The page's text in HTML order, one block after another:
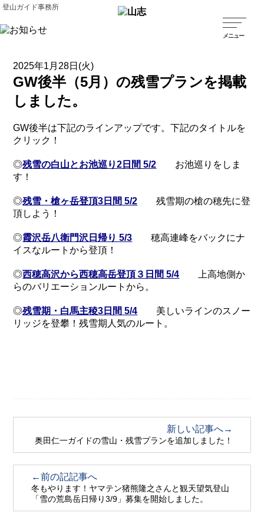
登山ガイド事務所
2025年1月28日(火)
GW後半（5月）の残雪プランを掲載
しました。
GW後半は下記のラインアップです。下記のタイトルを
クリック！
◎残雪の白山とお池巡り2日間 5/2 お池巡りをしま
す！
◎残雪・槍ヶ岳登頂3日間 5/2 残雪期の槍の穂先に登
頂しよう！
◎霞沢岳八衛門沢日帰り 5/3 穂高連峰をバックにナ
イスなルートから登頂！
◎西穂高沢から西穂高岳登頂３日間 5/4 上高地側か
らのバリエーションルートから。
◎残雪期・白馬主稜3日間 5/4 美しいラインのスノー
リッジを登攀！残雪期人気のルート。
新しい記事へ→
奥田仁一ガイドの雪山・残雪プランを追加しました！
←前の記記事へ
冬もやります！ヤマテン猪熊隆之さんと観天望気登山
「雪の荒島岳日帰り3/9」募集を開始しました。